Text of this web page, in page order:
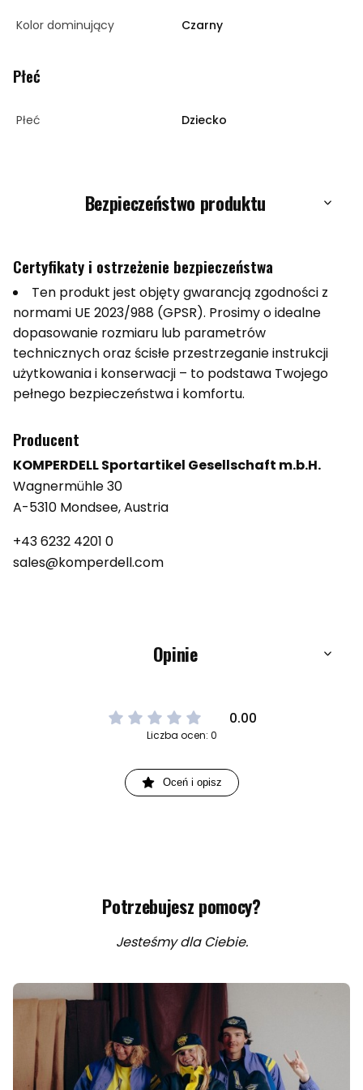
Kolor dominujący Czarny
Płeć
Płeć Dziecko
Bezpieczeństwo produktu
Certyfikaty i ostrzeżenie bezpieczeństwa
Ten produkt jest objęty gwarancją zgodności z
normami UE 2023/988 (GPSR). Prosimy o idealne
dopasowanie rozmiaru lub parametrów
technicznych oraz ścisłe przestrzeganie instrukcji
użytkowania i konserwacji – to podstawa Twojego
pełnego bezpieczeństwa i komfortu.
Producent
KOMPERDELL Sportartikel Gesellschaft m.b.H.
Wagnermühle 30
A-5310 Mondsee, Austria
+43 6232 4201 0
sales@komperdell.com
Opinie
0.00
Liczba ocen: 0
Oceń i opisz
Potrzebujesz pomocy?
Jesteśmy dla Ciebie.